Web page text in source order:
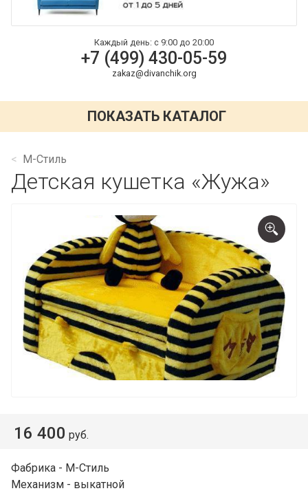
Каждый день: с 9:00 до 20:00
+7 (499) 430-05-59
zakaz@divanchik.org
ПОКАЗАТЬ КАТАЛОГ
М-Стиль
Детская кушетка «Жужа»
16 400 руб.
Фабрика - М-Стиль
Механизм - выкатной